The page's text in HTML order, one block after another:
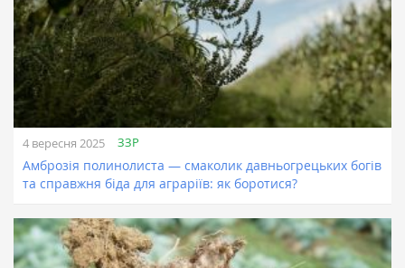
4 вересня 2025 ЗЗР
Амброзія полинолиста — смаколик давньогрецьких богів
та справжня біда для аграріїв: як боротися?